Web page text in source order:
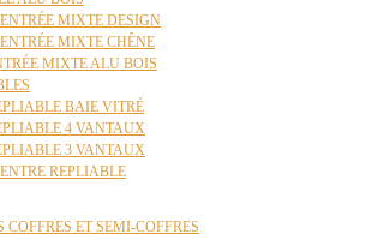
MIXTE DESIGN
MIXTE CHÊNE
MIXTE ALU BOIS
BAIE VITRÉ
4 VANTAUX
3 VANTAUX
REPLIABLE
COFFRES ET SEMI-COFFRES